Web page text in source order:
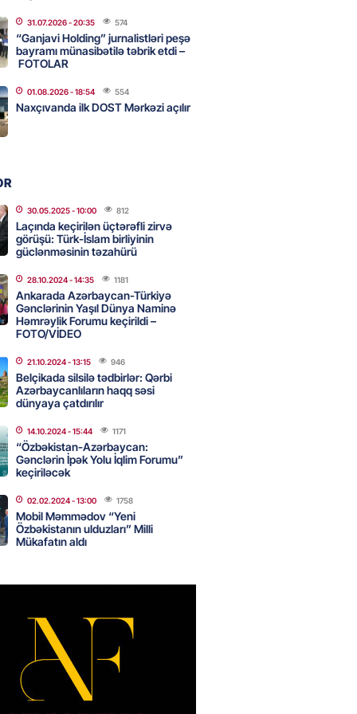
avtomobillərdən kim pul
- 17:30
“Şöhrət” ordeni ilə təltif
Aslanbəyli kimdir? –
- 17:00 203
yayılan iddialarla
verib: “İddiaların
hissəsi həqiqəti əks
- 16:45
ilə görüşüb
- 16:45
Abbaszadə abituriyentlərə
- 16:30
rayon təşkilatında
və Memarlıq İli”
31.07.2026- 20:35 574
“Ganjavi Holding” jurnalistləri peşə
bayramı münasibətilə təbrik etdi –
FOTOLAR
01.08.2026- 18:54 554
Naxçıvanda ilk DOST Mərkəzi açılır
30.05.2025- 10:00 812
Laçında keçirilən üçtərəfli zirvə
görüşü: Türk-İslam birliyinin
güclənməsinin təzahürü
28.10.2024- 14:35 1181
Ankarada Azərbaycan-Türkiyə
Gənclərinin Yaşıl Dünya Naminə
Həmrəylik Forumu keçirildi –
FOTO/VİDEO
21.10.2024- 13:15 946
Belçikada silsilə tədbirlər: Qərbi
Azərbaycanlıların haqq səsi
dünyaya çatdırılır
14.10.2024- 15:44 1171
“Özbəkistan-Azərbaycan:
Gənclərin İpək Yolu İqlim Forumu”
keçiriləcək
02.02.2024- 13:00 1758
Mobil Məmmədov “Yeni
Özbəkistanın ulduzları” Milli
Mükafatın aldı